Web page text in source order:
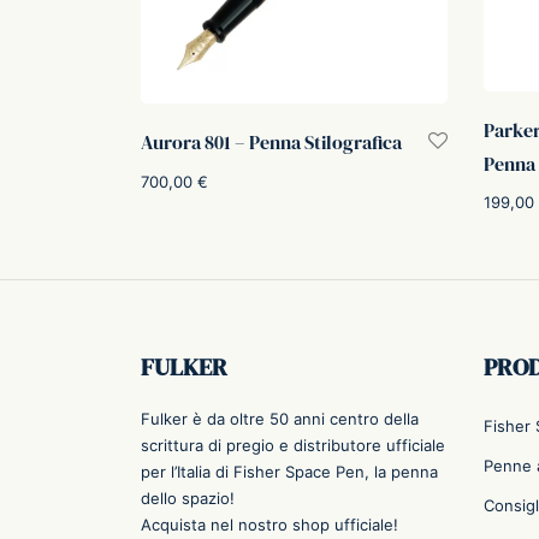
Aurora 801 – Penna Stilografica
700,00 €
199,00
FULKER
Fulker è da oltre 50 anni centro della
scrittura di pregio e distributore ufficiale
per l’Italia di Fisher Space Pen, la penna
dello spazio!
Acquista nel nostro shop ufficiale!
Fisher
Penne